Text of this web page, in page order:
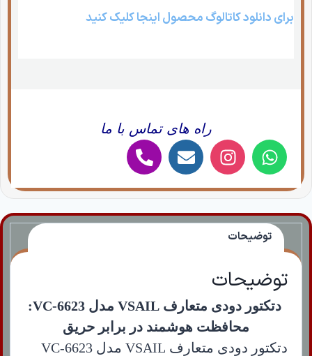
برای دانلود کاتالوگ محصول اینجا کلیک کنید
راه های تماس با ما
توضیحات
توضیحات
دتکتور دودی متعارف VSAIL مدل VC-6623:
محافظت هوشمند در برابر حریق
دتکتور دودی متعارف VSAIL مدل VC-6623